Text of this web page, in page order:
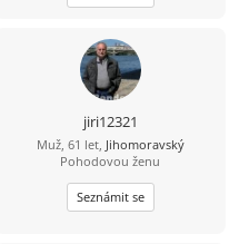
jiri12321
Muž, 61 let, Jihomoravský
Pohodovou ženu
Seznámit se